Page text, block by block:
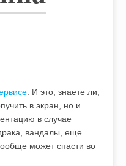
. И это, знаете ли,
в экран, но и
в случае
вандалы, еще
может спасти во